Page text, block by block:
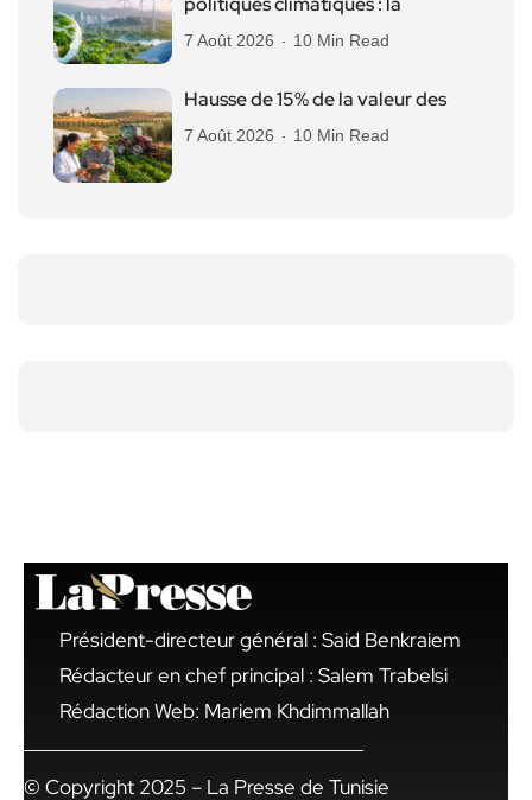
7 Août 2026 10 Min Read
Hausse de 15% de la valeur des
7 Août 2026 10 Min Read
Président-directeur général : Said Benkraiem
Rédacteur en chef principal : Salem Trabelsi
Rédaction Web: Mariem Khdimmallah
© Copyright 2025 – La Presse de Tunisie